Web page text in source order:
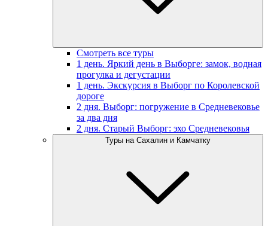
Смотреть все туры
1 день. Яркий день в Выборге: замок, водная
прогулка и дегустации
1 день. Экскурсия в Выборг по Королевской
дороге
2 дня. Выборг: погружение в Средневековье
за два дня
2 дня. Старый Выборг: эхо Средневековья
Туры на Сахалин и Камчатку